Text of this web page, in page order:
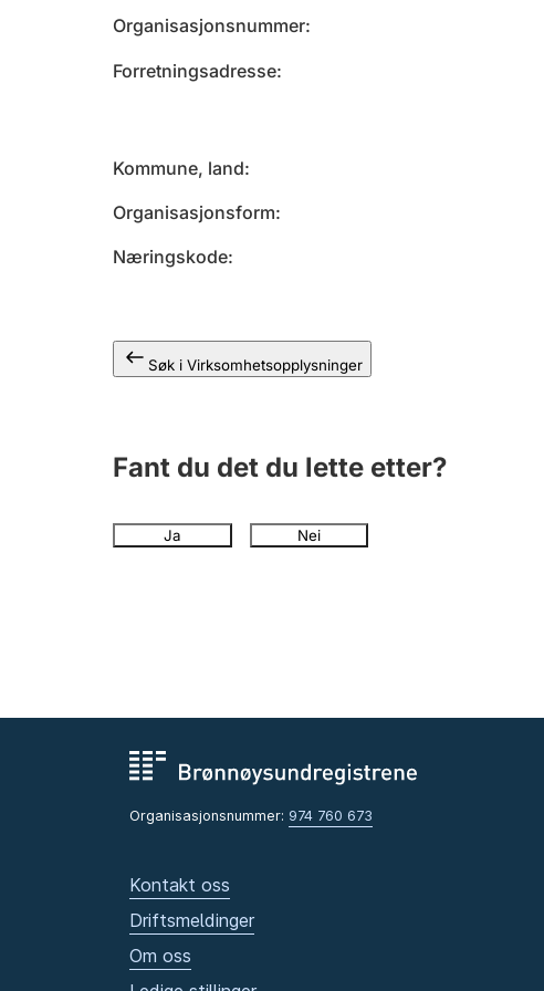
Organisasjonsnummer
Forretningsadresse
Kommune, land
Organisasjonsform
Næringskode
Søk i Virksomhetsopplysninger
Fant du det du lette etter?
Ja Nei
Organisasjonsnummer: 974 760 673
Kontakt oss
Driftsmeldinger
Om oss